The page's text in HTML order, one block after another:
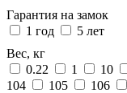
Гарантия на замок
1 год
5 лет
Вес, кг
0.22
1 10
104
105 106